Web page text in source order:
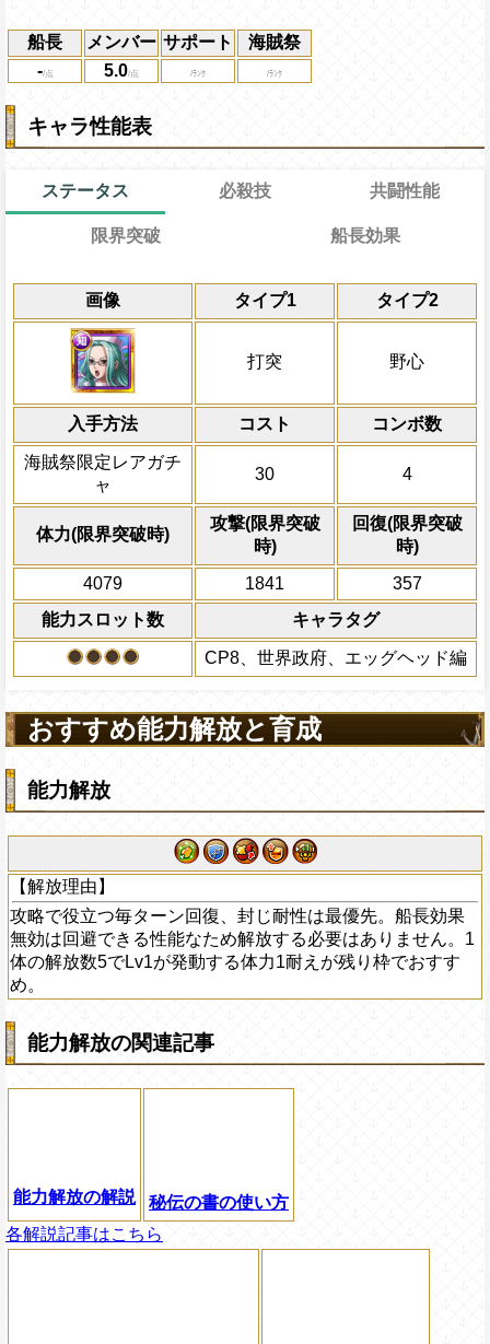
船長 メンバー サポート
海賊祭
-
5.0
キャラ性能表
ステータス
画像 タイプ1 タイプ2
打突 野心
入手方法 コスト コンボ数
海賊祭限定レアガチ
ャ
30 4
体力(限界突破時)
攻撃(限界突破
時)
回復(限界突破
時)
4079
1841
357
能力スロット数
キャラタグ
CP8、世界政府、エッグヘッド編
必殺技
限界突破
通常時
3ターンの間ターン終了時にキャラの回
上限突破
共闘性能
共闘性能
船長効果
冒険開始時の必殺タ
キャラの攻撃を
にし、他の属性キャ
ターン数：11
全体にかかっている
ン減らす
アクション
2ターンの間敵全体の
を30%下げ、野心タ
げる
限界突破
習得する効果
心属性から受けるダメージを5％減
知属性から受けるダメージを5％減
船長効果
通常時
知属性の攻撃を3倍、体力を1.2倍にする
Lv上限突破
おすすめ能力解放と育成
能力解放
【解放理由】
攻略で役立つ毎ターン回復、封じ耐性は最優先。船長効果
無効は回避できる性能なため解放する必要はありません。1
体の解放数5でLv1が発動する体力1耐えが残り枠でおすす
め。
能力解放の関連記事
能力解放の解説
秘伝の書の使い方
各解説記事はこちら